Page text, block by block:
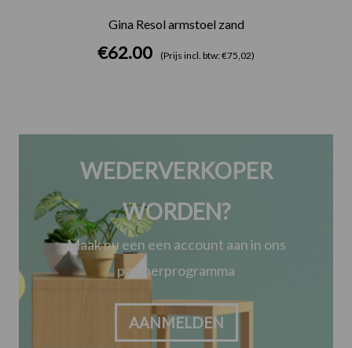
Gina Resol armstoel zand
€62.00 (Prijs incl. btw: €75,02)
WEDERVERKOPER
WORDEN?
Maak nu een een account aan in ons
partnerprogramma
AANMELDEN